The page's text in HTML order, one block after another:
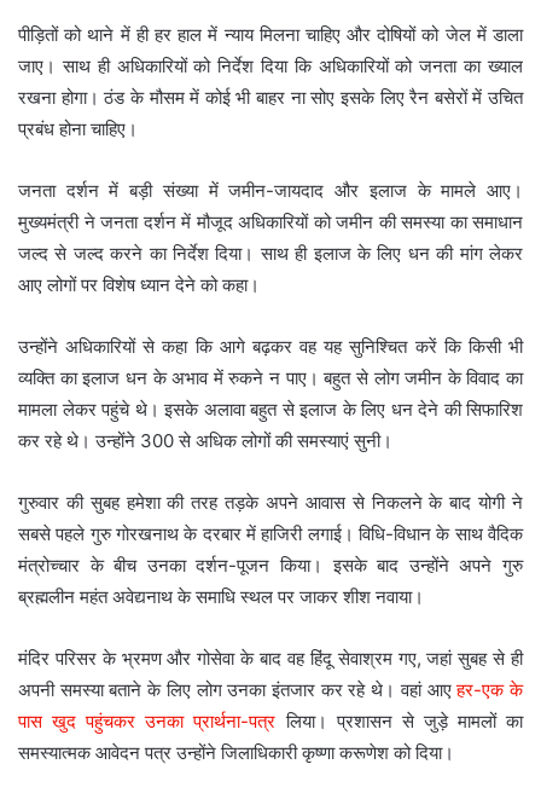
पीड़ितों को थाने में ही हर हाल में न्याय मिलना चाहिए और दोषियों को जेल में डाला
जाए। साथ ही अधिकारियों को निर्देश दिया कि अधिकारियों को जनता का ख्याल
रखना होगा। ठंड के मौसम में कोई भी बाहर ना सोए इसके लिए रैन बसेरों में उचित
प्रबंध होना चाहिए।
जनता दर्शन में बड़ी संख्या में जमीन-जायदाद और इलाज के मामले आए।
मुख्यमंत्री ने जनता दर्शन में मौजूद अधिकारियों को जमीन की समस्या का समाधान
जल्द से जल्द करने का निर्देश दिया। साथ ही इलाज के लिए धन की मांग लेकर
आए लोगों पर विशेष ध्यान देने को कहा।
उन्होंने अधिकारियों से कहा कि आगे बढ़कर वह यह सुनिश्चित करें कि किसी भी
व्यक्ति का इलाज धन के अभाव में रुकने न पाए। बहुत से लोग जमीन के विवाद का
मामला लेकर पहुंचे थे। इसके अलावा बहुत से इलाज के लिए धन देने की सिफारिश
कर रहे थे। उन्होंने 300 से अधिक लोगों की समस्याएं सुनी।
गुरुवार की सुबह हमेशा की तरह तड़के अपने आवास से निकलने के बाद योगी ने
सबसे पहले गुरु गोरखनाथ के दरबार में हाजिरी लगाई। विधि-विधान के साथ वैदिक
मंत्रोच्चार के बीच उनका दर्शन-पूजन किया। इसके बाद उन्होंने अपने गुरु
ब्रह्मलीन महंत अवेद्यनाथ के समाधि स्थल पर जाकर शीश नवाया।
मंदिर परिसर के भ्रमण और गोसेवा के बाद वह हिंदू सेवाश्रम गए, जहां सुबह से ही
अपनी समस्या बताने के लिए लोग उनका इंतजार कर रहे थे। वहां आएहर-एक के
पास खुद पहुंचकर उनका प्रार्थना-पत्र लिया। प्रशासन से जुड़े मामलों का
समस्यात्मक आवेदन पत्र उन्होंने जिलाधिकारी कृष्णा करूणेश को दिया।